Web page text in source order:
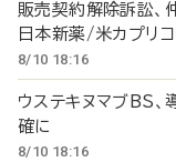
販売契約解除訴訟、
日本新薬/米カプリ
8/10 18:16
ウステキヌマブBS
確に
8/10 18:16